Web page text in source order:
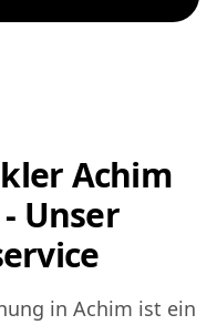
Achim
Unser
in Achim ist ein